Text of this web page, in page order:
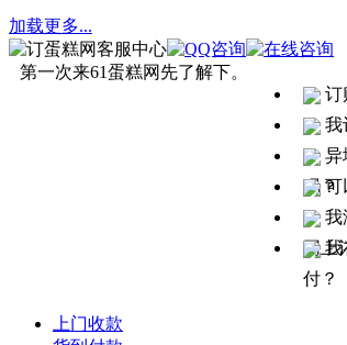
加载更多...
第一次来61蛋糕网先了解下。
订
我
异
吗？
可
我
网上
我
付？
上门收款